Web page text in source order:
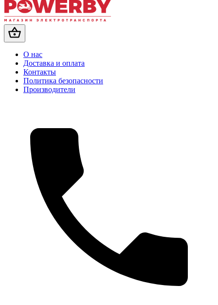
О нас
Доставка и оплата
Контакты
Политика безопасности
Производители